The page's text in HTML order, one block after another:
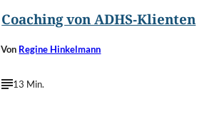
Coaching von ADHS-Klienten
Von Regine Hinkelmann
13 Min.